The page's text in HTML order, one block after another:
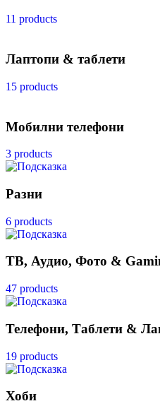
11 products
Лаптопи & таблети
15 products
Мобилни телефони
3 products
Разни
6 products
ТВ, Аудио, Фото &
47 products
Телефони, Таблети &
19 products
Хоби